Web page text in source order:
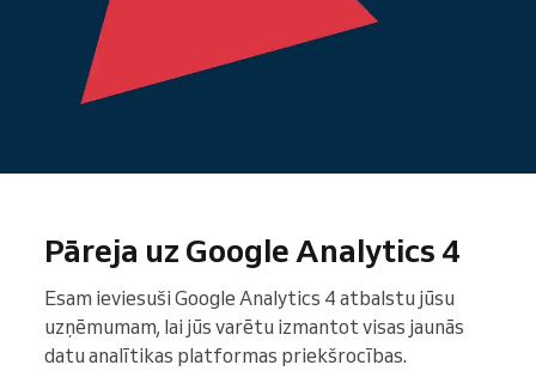
Pāreja uz Google Analytics 4
Esam ieviesuši Google Analytics 4 atbalstu jūsu
uzņēmumam, lai jūs varētu izmantot visas jaunās
datu analītikas platformas priekšrocības.